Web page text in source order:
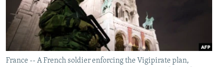
ПОБЕДИТЕЛЕЙ НЕ СУДЯТ?
КРЫМ.НЕПОКОРЕННЫЙ
УКРАИНСКАЯ ПРОБЛЕМА КРЫМА
ПРИСОЕДИНЯЙТЕСЬ!
France -- A French soldier enforcing the Vigipirate plan,